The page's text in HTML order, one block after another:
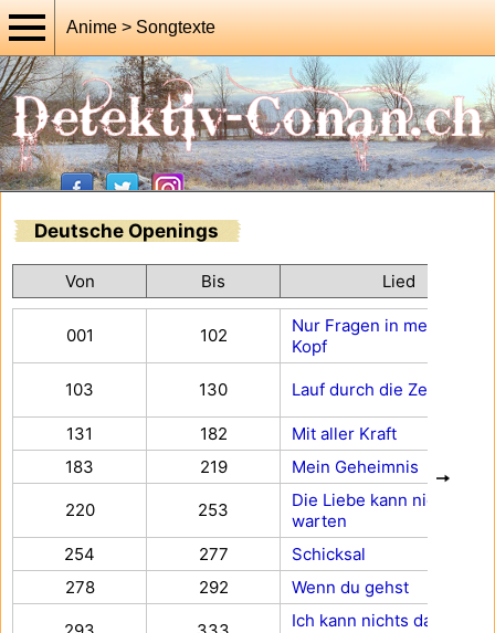
Anime > Songtexte
Deutsche Openings
Von Bis Lied
001 102
Nur Fragen in meinem
Kopf
103 130 Lauf durch die Zeit
131 182
Mit aller Kraft
183
219 Mein Geheimnis
220 253
Die Liebe kann nicht
warten
254
277
Schicksal
278
292 Wenn du gehst
Ich kann nichts dagegen